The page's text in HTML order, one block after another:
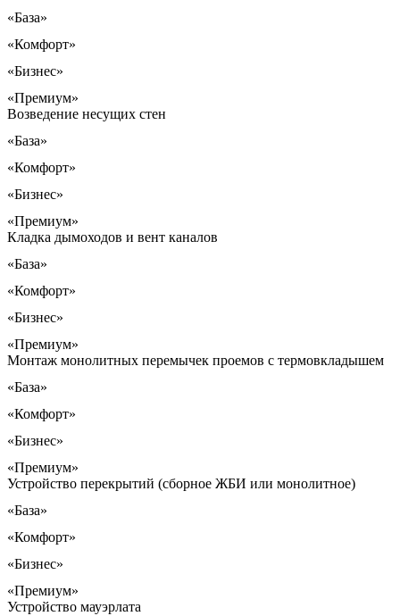
«База»
«Комфорт»
«Бизнес»
«Премиум»
Возведение несущих стен
«База»
«Комфорт»
«Бизнес»
«Премиум»
Кладка дымоходов и вент каналов
«База»
«Комфорт»
«Бизнес»
«Премиум»
Монтаж монолитных перемычек проемов с термовкладышем
«База»
«Комфорт»
«Бизнес»
«Премиум»
Устройство перекрытий (сборное ЖБИ или монолитное)
«База»
«Комфорт»
«Бизнес»
«Премиум»
Устройство мауэрлата